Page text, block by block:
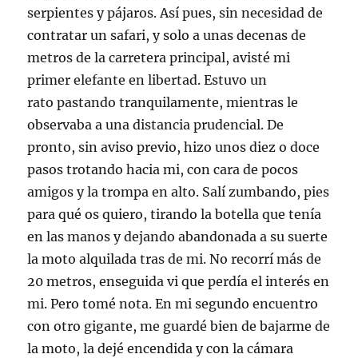
serpientes y pájaros. Así pues, sin necesidad de
contratar un safari, y solo a unas decenas de
metros de la carretera principal, avisté mi
primer elefante en libertad. Estuvo un
rato pastando tranquilamente, mientras le
observaba a una distancia prudencial. De
pronto, sin aviso previo, hizo unos diez o doce
pasos trotando hacia mi, con cara de pocos
amigos y la trompa en alto. Salí zumbando, pies
para qué os quiero, tirando la botella que tenía
en las manos y dejando abandonada a su suerte
la moto alquilada tras de mi. No recorrí más de
20 metros, enseguida vi que perdía el interés en
mi. Pero tomé nota. En mi segundo encuentro
con otro gigante, me guardé bien de bajarme de
la moto, la dejé encendida y con la cámara